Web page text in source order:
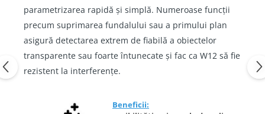
parametrizarea rapidă și simplă. Numeroase funcții
precum suprimarea fundalului sau a primului plan
asigură detectarea extrem de fiabilă a obiectelor
transparente sau foarte întunecate și fac ca W12 să fie
rezistent la interferențe.
Beneficii: